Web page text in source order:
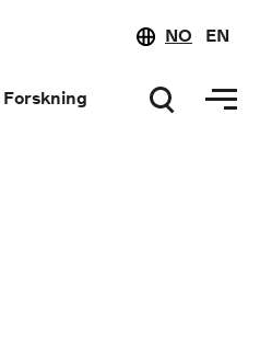
NO EN
Forskning